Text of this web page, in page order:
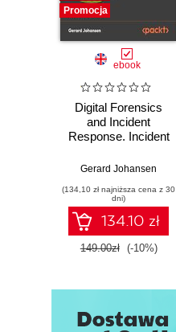
Promocja
ebook
Digital Forensics
and Incident
Response. Incident
and techniques for
threat response -
Fourth Edition
Gerard Johansen
(134,10 zł najniższa cena z 30
dni)
134.10 zł
149.00zł (-10%)